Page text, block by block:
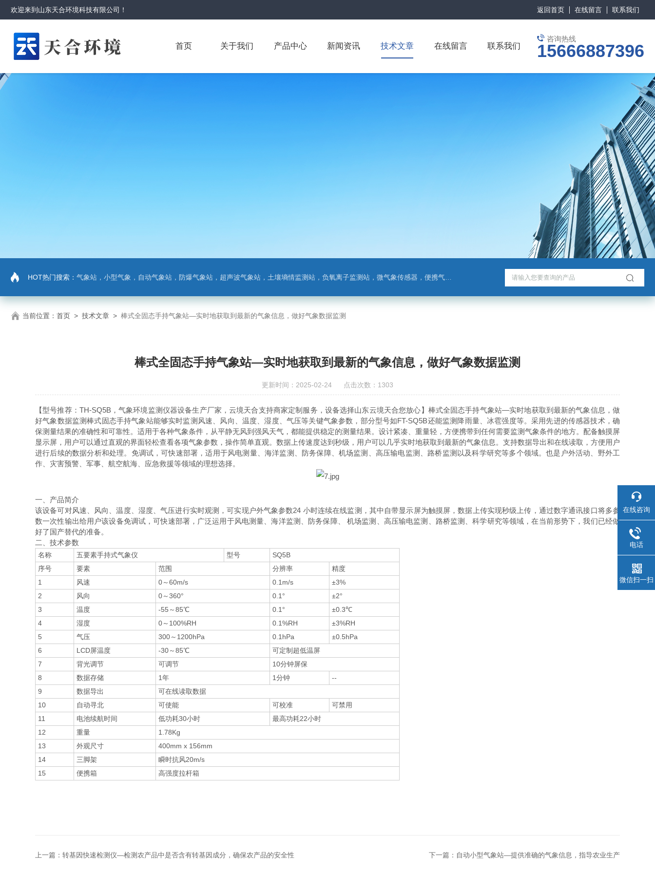
欢迎来到 山东天合环境科技有限公司 ！ 返回首页 在线留言 联系我们
咨询热线
15666887396
首页 关于我们 产品中心 新闻资讯 技术文章 在线留言 联系我们
HOT热门搜索： 气象站，小型气象，自动气象站，防爆气象站，超声波气象站，土壤墒情监测站，负氧离子监测站，微气象传感器，便携气象站，手持气象站，水位监测站，智慧路灯传感器，智慧农业传感器，非洲猪瘟检测仪，动物疫病检测仪
当前位置： 首页 > 技术文章 > 棒式全固态手持气象站—实时地获取到最新的气象信息，做好气象数据监测
棒式全固态手持气象站—实时地获取到最新的气象信息，做好气象数据监测
更新时间：2025-02-24 点击次数：1303
【型号推荐： TH-SQ5B ，气象环境监测仪器设备生产厂家，云境天合支持商家定制服务，设备选择山东云境天合您放心】棒式全固态手持气象站—实时地获取到最新的气象信息，做
好气象数据监测棒式固态手持气象站能够实时监测风速、风向、温度、湿度、气压等关键气象参数，部分型号如FT-SQ5B还能监测降雨量、冰雹强度等。采用先进的传感器技术，确
保测量结果的准确性和可靠性。适用于各种气象条件，从平静无风到强风天气，都能提供稳定的测量结果。设计紧凑、重量轻，方便携带到任何需要监测气象条件的地方。配备触摸屏
显示屏，用户可以通过直观的界面轻松查看各项气象参数，操作简单直观。数据上传速度达到秒级，用户可以几乎实时地获取到最新的气象信息。支持数据导出和在线读取，方便用户
进行后续的数据分析和处理。免调试，可快速部署，适用于风电测量、海洋监测、防务保障、机场监测、高压输电监测、路桥监测以及科学研究等多个领域。也是户外活动、野外工
作、灾害预警、军事、航空航海、应急救援等领域的理想选择。
一、产品简介
该设备可对风速、风向、温度、湿度、气压进行实时观测，可实现户外气象参数24 小时连续在线监测，其中自带显示屏为触摸屏，数据上传实现秒级上传，通过数字通讯接口将多参
数一次性输出给用户该设备免调试，可快速部署，广泛运用于风电测量、海洋监测、防务保障、 机场监测、高压输电监测、路桥监测、科学研究等领域，在当前形势下，我们已经做
好了国产替代的准备。
二、技术参数
名称 五要素手持式气象仪 型号
SQ5B
序号
要素 范围 分辨率
精度
1
风速 0～60m/s 0.1m/s
±3%
2
风向 0～360° 0.1°
±2°
3
温度 -55～85℃ 0.1°
±0.3℃
4
湿度 0～100%RH 0.1%RH
±3%RH
5
气压 300～1200hPa 0.1hPa
±0.5hPa
6
LCD屏温度 -30～85℃
可定制超低温屏
7
背光调节 可调节
10分钟屏保
8
数据存储 1年 1分钟
--
9
数据导出
可在线读取数据
10
自动寻北 可使能 可校准
可禁用
11
电池续航时间 低功耗30小时
最高功耗22小时
12
重量
1.78Kg
13
外观尺寸
400mm x 156mm
14
三脚架
瞬时抗风20m/s
15
便携箱 高强度拉杆箱
上一篇： 转基因快速检测仪—检测农产品中是否含有转基因成分，确保农产品的安全性 下一篇： 自动小型气象站—提供准确的气象信息，指导农业生产
在线咨询
电话
微信扫一扫